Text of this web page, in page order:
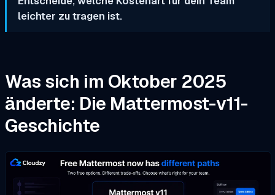
leichter zu tragen ist.
Was sich im Oktober 2025
änderte: Die Mattermost-v11-
Geschichte